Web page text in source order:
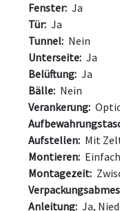
Fenster: Ja
Tür: Ja
Tunnel: Nein
Unterseite: Ja
Belüftung: Ja
Bälle: Nein
Verankerung:
Aufstellen: Mit
Montieren:
Montagezeit:
Anleitung: Ja,